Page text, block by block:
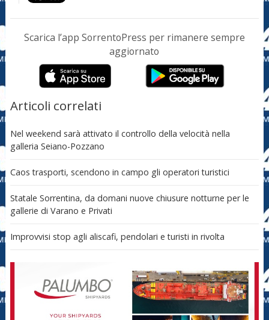
Scarica l’app SorrentoPress per rimanere sempre
aggiornato
Articoli correlati
Nel weekend sarà attivato il controllo della velocità nella
galleria Seiano-Pozzano
Caos trasporti, scendono in campo gli operatori turistici
Statale Sorrentina, da domani nuove chiusure notturne per le
gallerie di Varano e Privati
Improvvisi stop agli aliscafi, pendolari e turisti in rivolta